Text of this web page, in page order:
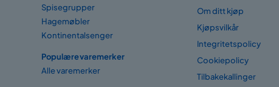
Spisegrupper
Hagemøbler
Kontinentalsenger
Populære varemerker
Alle varemerker
Om ditt kjøp
Kjøpsvilkår
Integritetspolicy
Cookiepolicy
Tilbakekallinger